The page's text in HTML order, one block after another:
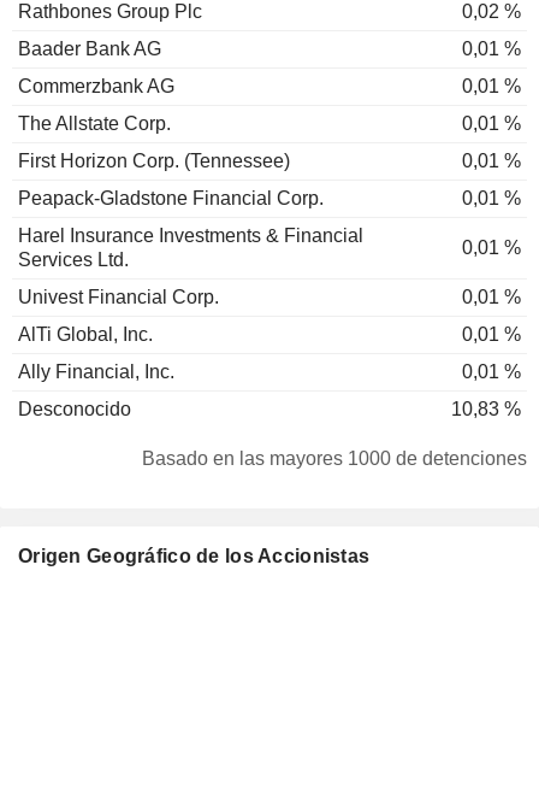
Rathbones Group Plc
0,02 %
Baader Bank AG
0,01 %
Commerzbank AG
0,01 %
The Allstate Corp.
0,01 %
First Horizon Corp. (Tennessee)
0,01 %
Peapack-Gladstone Financial Corp.
0,01 %
Harel Insurance Investments & Financial
Services Ltd.
0,01 %
Univest Financial Corp.
0,01 %
AlTi Global, Inc.
0,01 %
Ally Financial, Inc.
0,01 %
Desconocido
10,83 %
Basado en las mayores 1000 de detenciones
Origen Geográfico de los Accionistas